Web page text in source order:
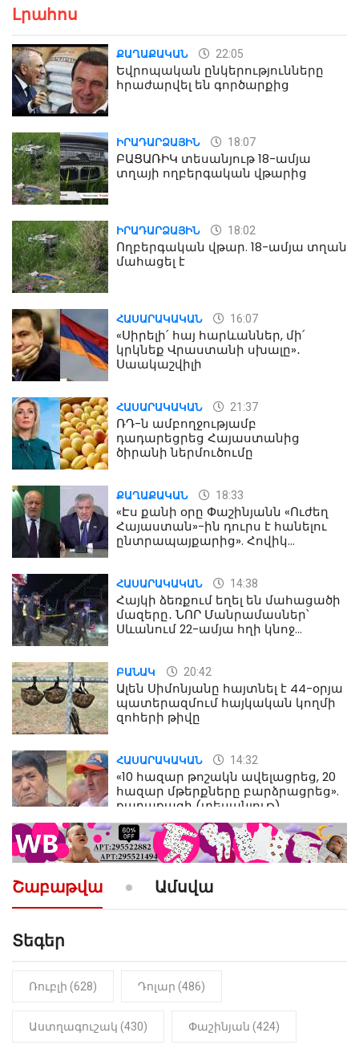
Լրահոս
ՔԱՂԱՔԱԿԱՆ 22:05
Եվրոպական ընկերությունները
հրաժարվել են գործարքից
ԻՐԱԴԱՐՁԱՅԻՆ 18:07
ԲԱՑԱՌԻԿ տեսանյութ 18-ամյա
տղայի ողբերգական վթարից
ԻՐԱԴԱՐՁԱՅԻՆ 18:02
Ողբերգական վթար. 18-ամյա տղան
մահացել է
ՀԱՍԱՐԱԿԱԿԱՆ 16:07
«Սիրելի՛ հայ հարևաններ, մի՛
կրկնեք Վրաստանի սխալը»․
Սաակաշվիլի
ՀԱՍԱՐԱԿԱԿԱՆ 21:37
ՌԴ-ն ամբողջությամբ
դադարեցրեց Հայաստանից
ծիրանի ներմուծումը
ՔԱՂԱՔԱԿԱՆ 18:33
«Էս քանի օրը Փաշինյանն «Ուժեղ
Հայաստան»-ին դուրս է հանելու
ընտրապայքարից». Հովիկ
ՀԱՍԱՐԱԿԱԿԱՆ 14:38
Հայկի ձեռքում եղել են մահացածի
մազերը․ ՆՈՐ Մանրամասներ՝
Սևանում 22-ամյա հղի կնոջ
ԲԱՆԱԿ 20:42
Ալեն Սիմոնյանը հայտնել է 44-օրյա
պատերազմում հայկական կողմի
զոհերի թիվը
ՀԱՍԱՐԱԿԱԿԱՆ 14:32
«10 հազար թոշակն ավելացրեց, 20
հազար մթերքները բարձրացրեց».
քաղաքացի (տեսանյութ)
ՔԱՂԱՔԱԿԱՆ 10:52
«Լեզվիդ տալու փոխարեն
արտաբերիր այս երկու
նախադասությունը»․ Իշխան
Նիկոլ Փաշինյան
ԻՐԱԴԱՐՁԱՅԻՆ 22:01
Շաբաթվա Ամսվա
Տեգեր
Ռուբլի (628) Դոլար (486)
Աստղագուշակ (430) Փաշինյան (424)